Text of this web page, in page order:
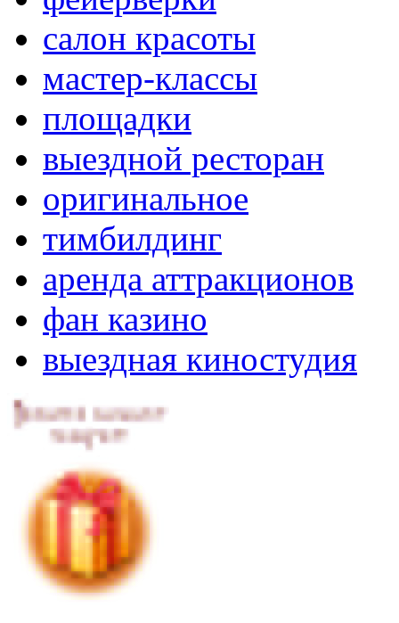
салон красоты
мастер-классы
площадки
выездной ресторан
оригинальное
тимбилдинг
аренда аттракционов
фан казино
выездная киностудия